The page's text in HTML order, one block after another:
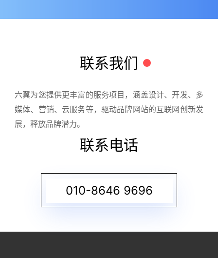
联系我们
六翼为您提供更丰富的服务项目，涵盖设计、开发、多
媒体、营销、云服务等，驱动品牌网站的互联网创新发
展，释放品牌潜力。
联系电话
010-8646 9696